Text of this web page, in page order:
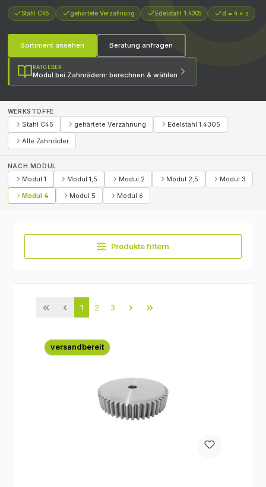
Stahl C45 gehärtete Verzahnung Edelstahl 1.4305 d = 4 × z
Sortiment ansehen Beratung anfragen
RATGEBER
Modul bei Zahnrädern: berechnen & wählen
WERKSTOFFE
Stahl C45 gehärtete Verzahnung
Edelstahl 1.4305
Alle Zahnräder
NACH MODUL
Modul 1 Modul 1,5 Modul 2 Modul 2,5
Modul 3
Modul 4
Modul 5 Modul 6
Produkte filtern
Seite
1 Seite
2 Seite
3
versandbereit